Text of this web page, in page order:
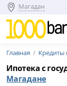
Магадан
Главная Кредиты
Ипотека с
Магадане